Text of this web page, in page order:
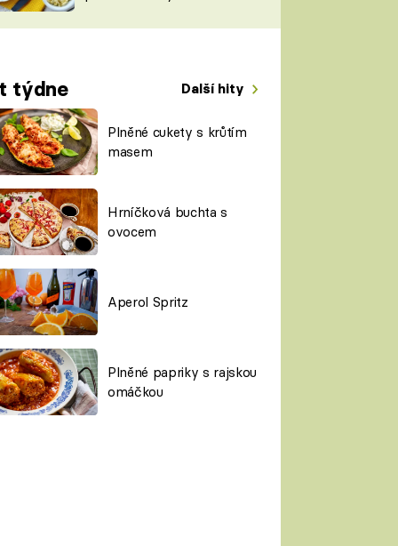
týdne Další hity
Plněné cukety s krůtím
masem
Hrníčková buchta s
ovocem
Aperol Spritz
Plněné papriky s rajskou
omáčkou